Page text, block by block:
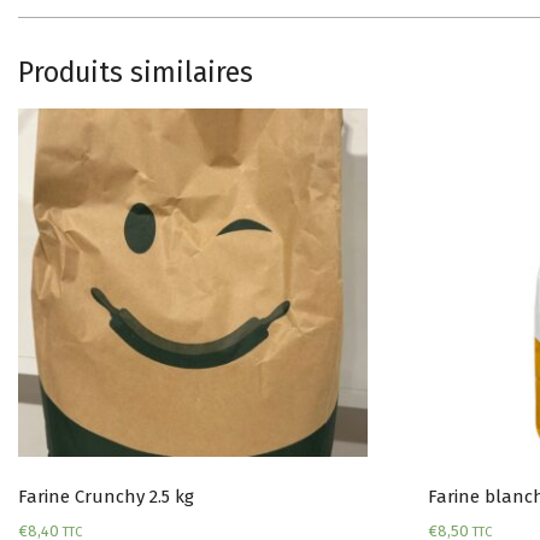
Produits similaires
Farine Crunchy 2.5 kg
€8,40 TTC
Farine
€8,50 TTC